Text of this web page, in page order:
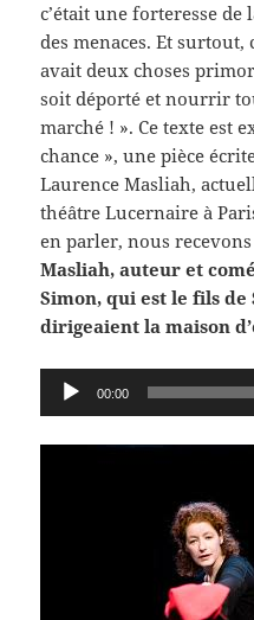
c’était une forteresse
des menaces. Et
avait deux choses
soit déporté et nourrir
marché ! ». Ce texte est
chance », une pièce
Laurence Masliah,
théâtre Lucernaire à
en parler, nous
Masliah, auteur et
Simon, qui est le fils
dirigeaient la maison
Lecteur
audio
00:00